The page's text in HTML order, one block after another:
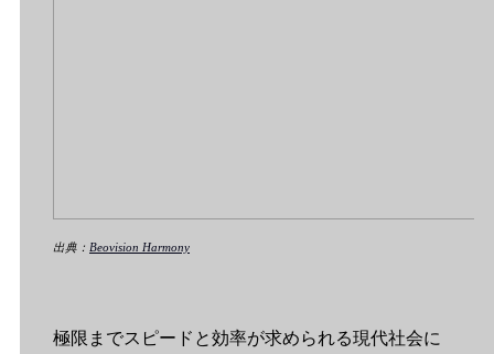
出典： Beovision Harmony
極限までスピードと効率が求められる現代社会に